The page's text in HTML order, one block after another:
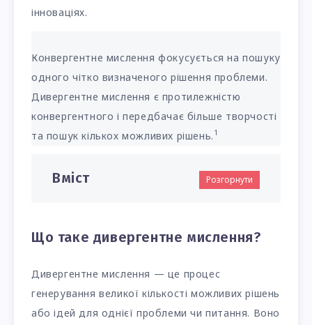
інноваціях.
Конвергентне мислення фокусується на пошуку
одного чітко визначеного рішення проблеми.
Дивергентне мислення є протилежністю
конвергентного і передбачає більше творчості
та пошук кількох можливих рішень. 1
Вміст Розгорнути
Що таке дивергентне мислення?
Дивергентне мислення — це процес
генерування великої кількості можливих рішень
або ідей для однієї проблеми чи питання. Воно